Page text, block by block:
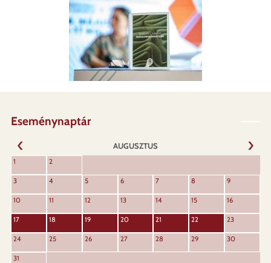
Eseménynaptár
ELŐZŐ
AUGUSZTUS
1 2
3 4 5 6 7 8 9
10 11 12 13 14 15 16
17 18 19 20 21 22 23
24 25 26 27 28 29 30
31